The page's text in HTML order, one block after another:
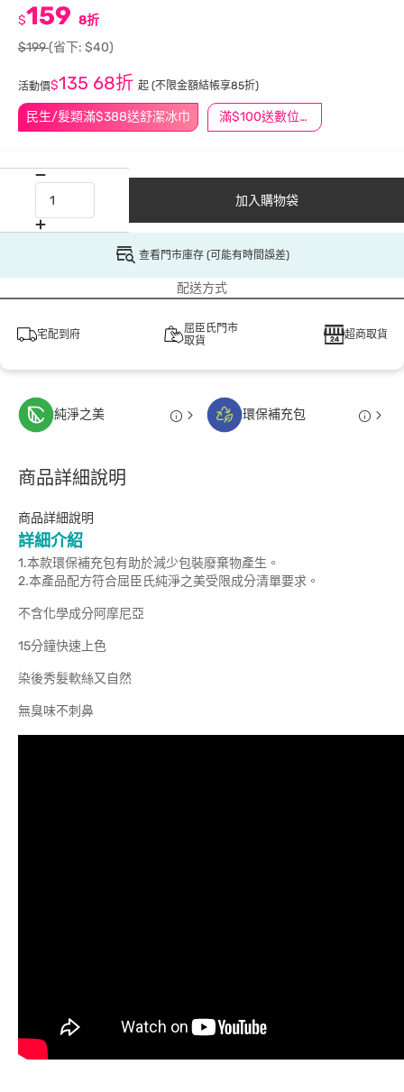
民生/髮類滿$388送舒潔冰巾 滿$100送數位印花
$159 8折
$199(省下: $40)
活動價$135 68折 起 (不限金額結帳享85折)
加入購物袋
查看門市庫存 (可能有時間誤差)
配送方式
宅配到府
屈臣氏門市
取貨
超商取貨
純淨之美 環保補充包
商品詳細說明
商品詳細說明
詳細介紹
1.本款環保補充包有助於減少包裝廢棄物產生。
2.本產品配方符合屈臣氏純淨之美受限成分清單要求。
不含化學成分阿摩尼亞
15分鐘快速上色
染後秀髮軟絲又自然
無臭味不刺鼻